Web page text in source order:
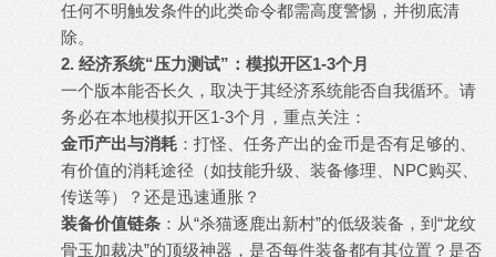
任何不明触发条件的此类命令都需高度警惕，并彻底清
除。
2. 经济系统“压力测试”：模拟开区1-3个月
一个版本能否长久，取决于其经济系统能否自我循环。请
务必在本地模拟开区1-3个月，重点关注：
金币产出与消耗 ：打怪、任务产出的金币是否有足够的、
有价值的消耗途径（如技能升级、装备修理、NPC购买、
传送等）？还是迅速通胀？
装备价值链条 ：从“杀猫逐鹿出新村”的低级装备，到“龙纹
骨玉加裁决”的顶级神器，是否每件装备都有其位置？是否